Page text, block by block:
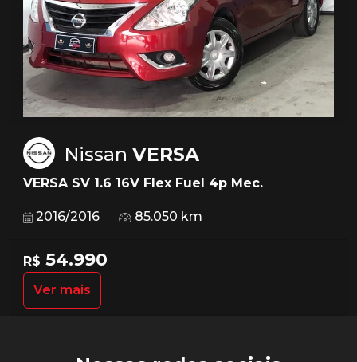
Nissan VERSA
VERSA SV 1.6 16V Flex Fuel 4p Mec.
2016/2016 85.050 km
R$ 54.990
Ver mais